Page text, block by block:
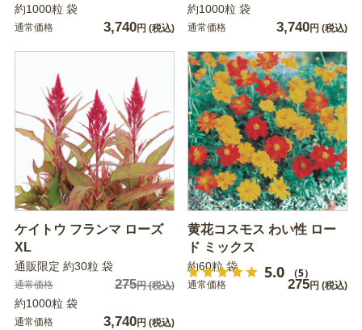
約1000粒 袋
通常価格 3,740円 (税込)
約1000粒 袋
通常価格 3,740円 (税込)
ケイトウ フランマ ローズ
XL
通販限定 約30粒 袋
通常価格 275円(税込)
約1000粒 袋
通常価格 3,740円 (税込)
黄花コスモス わい性 ロー
ド ミックス
5.0 （5）
約60粒 袋
通常価格 275円 (税込)